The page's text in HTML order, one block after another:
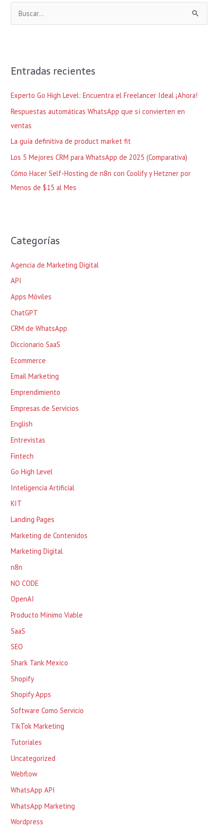
a
p
o
r
:
Entradas recientes
Experto Go High Level: Encuentra el Freelancer Ideal ¡Ahora!
Respuestas automáticas WhatsApp que sí convierten en
ventas
La guía definitiva de product market fit
Los 5 Mejores CRM para WhatsApp de 2025 (Comparativa)
Cómo Hacer Self-Hosting de n8n con Coolify y Hetzner por
Menos de $15 al Mes
Categorías
Agencia de Marketing Digital
API
Apps Móviles
ChatGPT
CRM de WhatsApp
Diccionario SaaS
Ecommerce
Email Marketing
Emprendimiento
Empresas de Servicios
English
Entrevistas
Fintech
Go High Level
Inteligencia Artificial
KIT
Landing Pages
Marketing de Contenidos
Marketing Digital
n8n
NO CODE
OpenAI
Producto Mínimo Viable
SaaS
SEO
Shark Tank Mexico
Shopify
Shopify Apps
Software Como Servicio
TikTok Marketing
Tutoriales
Uncategorized
Webflow
WhatsApp API
WhatsApp Marketing
Wordpress